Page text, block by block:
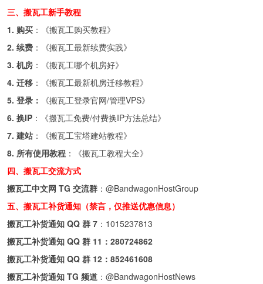
三、搬瓦工新手教程
1. 购买 ：《搬瓦工购买教程》
2. 续费 ：《搬瓦工最新续费实践》
3. 机房 ：《搬瓦工哪个机房好》
4. 迁移 ：《搬瓦工最新机房迁移教程》
5. 登录：
《搬瓦工登录官网/管理VPS》
6. 换IP ：《搬瓦工免费/付费换IP方法总结》
7. 建站 ：《搬瓦工宝塔建站教程》
8. 所有使用教程 ：《搬瓦工教程大全》
四、搬瓦工交流方式
搬瓦工中文网 TG 交流群 ： @BandwagonHostGroup
五、搬瓦工补货通知（禁言，仅推送优惠信息）
搬瓦工补货通知 QQ 群 7 ： 1015237813
搬瓦工补货通知 QQ 群 11： 280724862
搬瓦工补货通知 QQ 群 12： 852461608
搬瓦工补货通知 TG 频道 ： @BandwagonHostNews